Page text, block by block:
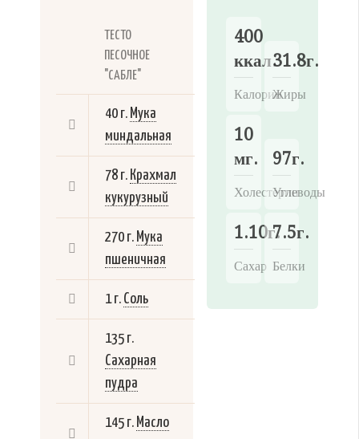
ТЕСТО
ПЕСОЧНОЕ
"САБЛЕ"
40 г. Мука
миндальная
78 г. Крахмал
кукурузный
270 г. Мука
пшеничная
1 г. Соль
135 г.
Сахарная
пудра
145 г. Масло
400
ккал.
Калории
31.8г.
Жиры
10
мг.
Холестерин
97г.
Углеводы
1.10г.
Сахар
7.5г.
Белки